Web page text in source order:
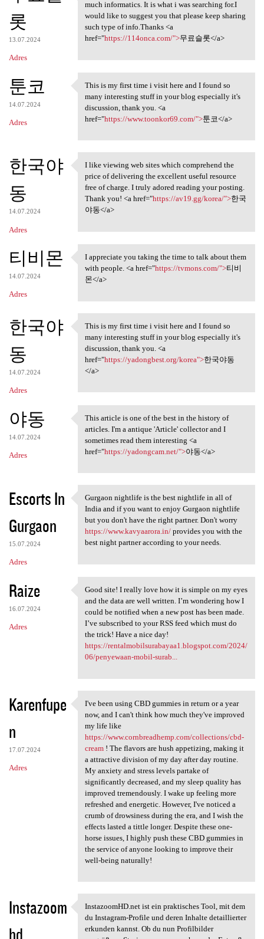
롯
13.07.2024
Adres
much informatics. It is what i was searching for.I
would like to suggest you that please keep sharing
such type of info.Thanks <a
href="https://114onca.com/">무료슬롯</a>
툰코
14.07.2024
Adres
This is my first time i visit
This is my first time i visit here and I found so
many interesting stuff in your blog especially it's
discussion, thank you. <a
href="https://www.toonkor69.com/">툰코</a>
한국야
동
14.07.2024
Adres
I like viewing web sites
I like viewing web sites which comprehend the
price of delivering the excellent useful resource
free of charge. I truly adored reading your posting.
Thank you! <a href="https://av19.gg/korea/">한국
야동</a>
티비몬
14.07.2024
Adres
I appreciate you taking the
I appreciate you taking the time to talk about them
with people. <a href="https://tvmons.com/">티비
몬</a>
한국야
동
14.07.2024
Adres
This is my first time i visit
This is my first time i visit here and I found so
many interesting stuff in your blog especially it's
discussion, thank you. <a
href="https://yadongbest.org/korea">한국야동
</a>
야동
14.07.2024
Adres
This article is one of the
This article is one of the best in the history of
articles. I'm a antique 'Article' collector and I
sometimes read them interesting <a
href="https://yadongcam.net/">야동</a>
Escorts In
Gurgaon
15.07.2024
Adres
Gurgaon nightlife is the best
Gurgaon nightlife is the best nightlife in all of
India and if you want to enjoy Gurgaon nightlife
but you don't have the right partner. Don't worry
https://www.kavyaarora.in/provides you with the
best night partner according to your needs.
Raize
16.07.2024
Adres
Good site! I really love how
Good site! I really love how it is simple on my eyes
and the data are well written. I’m wondering how I
could be notified when a new post has been made.
I’ve subscribed to your RSS feed which must do
the trick! Have a nice day!
https://rentalmobilsurabayaa1.blogspot.com/2024/
06/penyewaan-mobil-surab...
Karenfupe
n
17.07.2024
Adres
I've been using CBD gummies
I've been using CBD gummies in return or a year
now, and I can't think how much they've improved
my life like
https://www.cornbreadhemp.com/collections/cbd-
cream! The flavors are hush appetizing, making it
a attractive division of my day after day routine.
My anxiety and stress levels partake of
significantly decreased, and my sleep quality has
improved tremendously. I wake up feeling more
refreshed and energetic. However, I've noticed a
crumb of drowsiness during the era, and I wish the
effects lasted a tittle longer. Despite these one-
horse issues, I highly push these CBD gummies in
the service of anyone looking to improve their
well-being naturally!
Instazoom
hd
InstazoomHD.net ist ein
InstazoomHD.net ist ein praktisches Tool, mit dem
du Instagram-Profile und deren Inhalte detaillierter
erkunden kannst. Ob du nun Profilbilder